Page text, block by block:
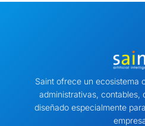
Saint ofrece un ecosistema
administrativas, contables,
diseñado especialmente